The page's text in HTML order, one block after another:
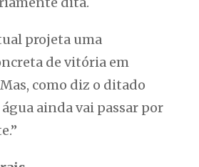
projeta uma
de vitória em
como diz o ditado
ainda vai passar por